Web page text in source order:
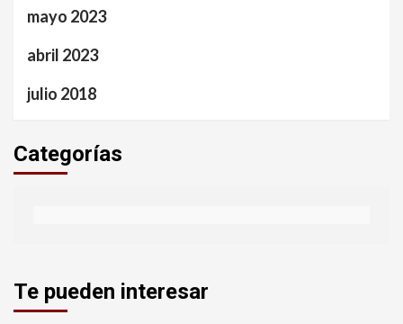
mayo 2023
abril 2023
julio 2018
Categorías
Te pueden interesar